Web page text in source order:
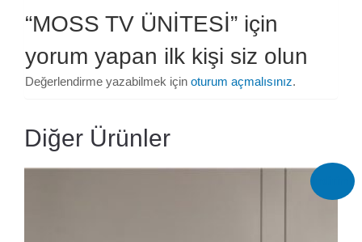
“MOSS TV ÜNİTESİ” için
yorum yapan ilk kişi siz olun
Değerlendirme yazabilmek için oturum açmalısınız.
Diğer Ürünler